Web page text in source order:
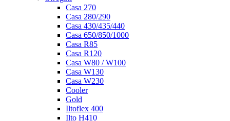
Casa 270
Casa 280/290
Casa 430/435/440
Casa 650/850/1000
Casa R85
Casa R120
Casa W80 / W100
Casa W130
Casa W230
Cooler
Gold
Iltoflex 400
Ilto H410